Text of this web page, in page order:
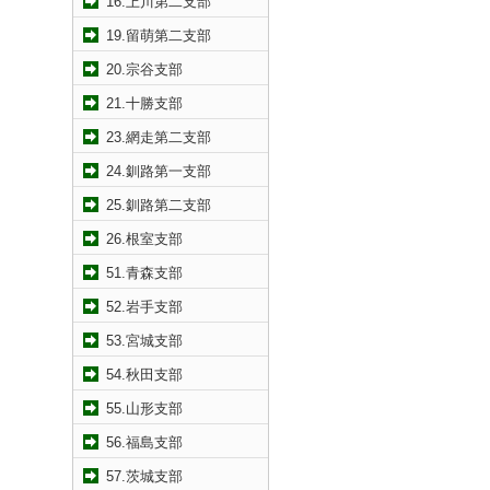
19.留萌第二支部
20.宗谷支部
21.十勝支部
23.網走第二支部
24.釧路第一支部
25.釧路第二支部
26.根室支部
51.青森支部
52.岩手支部
53.宮城支部
54.秋田支部
55.山形支部
56.福島支部
57.茨城支部